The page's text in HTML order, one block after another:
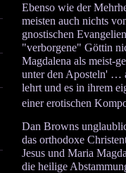
Ebenso wie der
meisten auch nichts
gnostischen
"verborgene" Göttin
Magdalena als meist-
unter den Aposteln' …
lehrt und es in ihrem
einer erotischen
Dan Browns
das orthodoxe
Jesus und Maria
die heilige